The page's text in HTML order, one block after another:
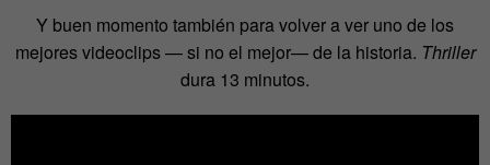
Y buen momento también para volver a ver uno de los
mejores videoclips — si no el mejor— de la historia. Thriller
dura 13 minutos.